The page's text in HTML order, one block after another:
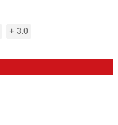
+ 3.0